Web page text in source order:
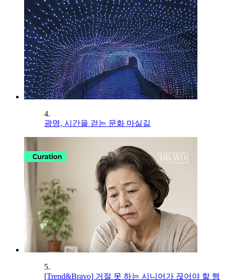
4.
광명, 시간을 걷는 문화 마실길
5.
[Trend&Bravo] 거절 못 하는 시니어가 끊어야 할 행